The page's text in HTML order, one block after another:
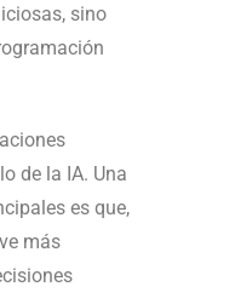
sino
de la IA. Una
es que,
más